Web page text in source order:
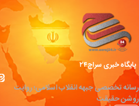
پایگاه خبری سراج۲۴
رسانه تخصصی جبهه انقلاب اسلامی؛ روایت
روشن حقیقت